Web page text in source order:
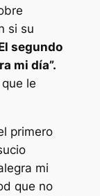
si su
segundo
mi día”.
le
primero
mi
que no